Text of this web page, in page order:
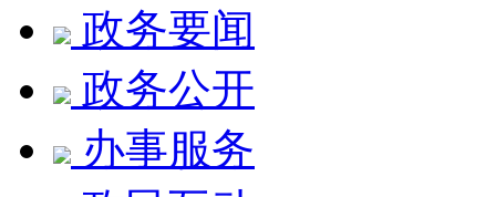
政务要闻
政务公开
办事服务